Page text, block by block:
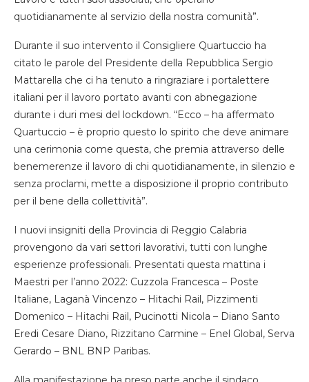
quotidianamente al servizio della nostra comunità”.
Durante il suo intervento il Consigliere Quartuccio ha
citato le parole del Presidente della Repubblica Sergio
Mattarella che ci ha tenuto a ringraziare i portalettere
italiani per il lavoro portato avanti con abnegazione
durante i duri mesi del lockdown. “Ecco – ha affermato
Quartuccio – è proprio questo lo spirito che deve animare
una cerimonia come questa, che premia attraverso delle
benemerenze il lavoro di chi quotidianamente, in silenzio e
senza proclami, mette a disposizione il proprio contributo
per il bene della collettività”.
I nuovi insigniti della Provincia di Reggio Calabria
provengono da vari settori lavorativi, tutti con lunghe
esperienze professionali. Presentati questa mattina i
Maestri per l’anno 2022: Cuzzola Francesca – Poste
Italiane, Laganà Vincenzo – Hitachi Rail, Pizzimenti
Domenico – Hitachi Rail, Pucinotti Nicola – Diano Santo
Eredi Cesare Diano, Rizzitano Carmine – Enel Global, Serva
Gerardo – BNL BNP Paribas.